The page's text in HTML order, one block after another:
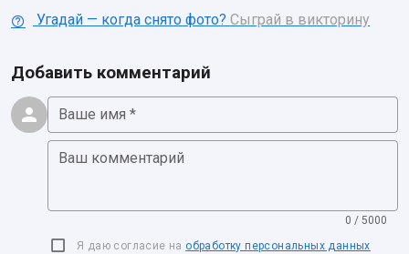
Угадай — когда снято фото? Сыграй в викторину
Добавить комментарий
Ваше имя *
Ваш комментарий
0 / 5000
Я даю согласие на обработку персональных данных